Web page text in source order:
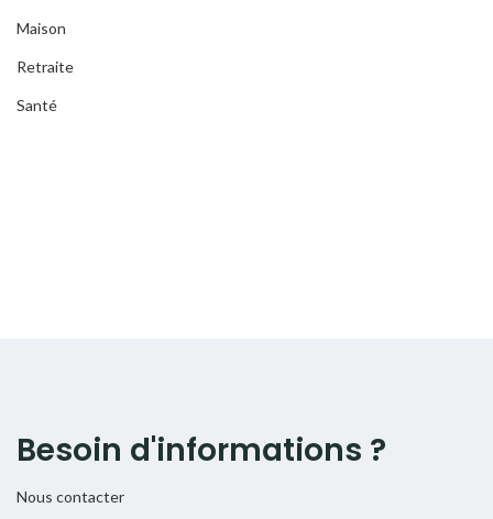
Maison
Retraite
Santé
Besoin d'informations ?
Nous contacter